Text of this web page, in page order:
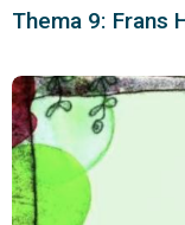
Thema 9: Frans